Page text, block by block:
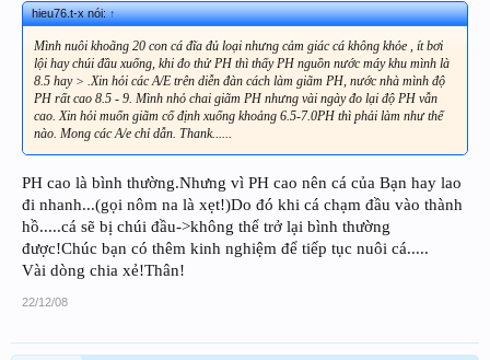
hieu76.t-x nói:↑
Mình nuôi khoãng 20 con cá đĩa đủ loại nhưng cảm giác cá không khỏe , ít bơi
lội hay chúi đầu xuống, khi đo thử PH thì thấy PH nguồn nước máy khu mình là
8.5 hay > .Xin hỏi các A/E trên diễn đàn cách làm giãm PH, nước nhà mình độ
PH rất cao 8.5 - 9. Mình nhỏ chai giãm PH nhưng vài ngày đo lại độ PH vẫn
cao. Xin hỏi muốn giãm cố định xuống khoảng 6.5-7.0PH thì phải làm như thế
nào. Mong các A/e chỉ dẫn. Thank......
PH cao là bình thường.Nhưng vì PH cao nên cá của Bạn hay lao
đi nhanh...(gọi nôm na là xẹt!)Do đó khi cá chạm đầu vào thành
hồ.....cá sẽ bị chúi đầu->không thể trở lại bình thường
được!Chúc bạn có thêm kinh nghiệm để tiếp tục nuôi cá.....
Vài dòng chia xẻ!Thân!
22/12/08